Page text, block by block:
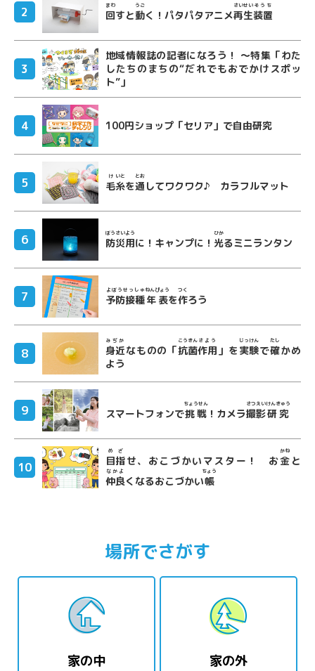
回
まわ
すと動
うご
く！パタパタアニメ再生
さいせい
装置
そうち
地域情報誌の記者になろう！ ～特集「わた
したちのまちの“だれでもおでかけスポッ
ト”」
100円ショップ「セリア」で自由研究
毛
け
糸
いと
を通
とお
してワクワク♪ カラフルマット
防災
ぼうさい
用
よう
に！キャンプに！ 光
ひか
るミニランタン
予防接種
よぼうせっしゅ
年表
ねんぴょう
を作
つく
ろう
身近
みぢか
なものの「抗菌
こうきん
作用
さよう
」を 実験
じっけん
で確
たし
かめ
よう
スマートフォンで挑戦
ちょうせん
！カメラ撮影
さつえい
研究
けんきゅう
目指
めざ
せ、おこづかいマスター！ お金
かね
と
仲良
なかよ
くなるおこづかい帳
ちょう
場所でさがす
家の中 家の外